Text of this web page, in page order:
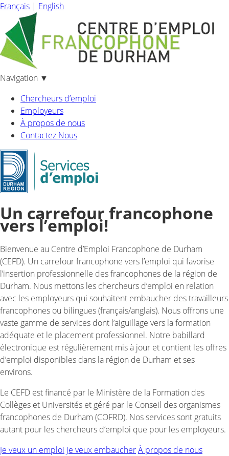
Français | English
Navigation ▼
Chercheurs d’emploi
Employeurs
À propos de nous
Contactez Nous
Un carrefour francophone
vers l’emploi!
Bienvenue au Centre d’Emploi Francophone de Durham
(CEFD). Un carrefour francophone vers l’emploi qui favorise
l’insertion professionnelle des francophones de la région de
Durham. Nous mettons les chercheurs d’emploi en relation
avec les employeurs qui souhaitent embaucher des travailleurs
francophones ou bilingues (français/anglais). Nous offrons une
vaste gamme de services dont l’aiguillage vers la formation
adéquate et le placement professionnel. Notre babillard
électronique est régulièrement mis à jour et contient les offres
d’emploi disponibles dans la région de Durham et ses
environs.
Le CEFD est financé par le Ministère de la Formation des
Collèges et Universités et géré par le Conseil des organismes
francophones de Durham (COFRD). Nos services sont gratuits
autant pour les chercheurs d’emploi que pour les employeurs.
Je veux un emploi Je veux embaucherÀ propos de nous